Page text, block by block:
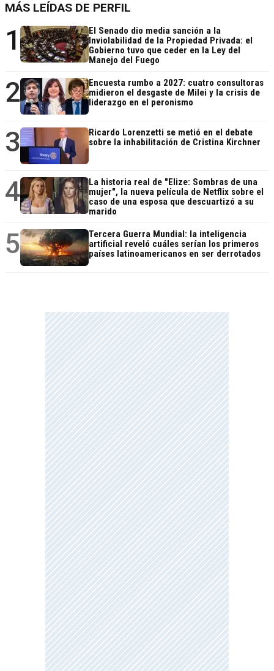
MÁS LEÍDAS DE PERFIL
1
El Senado dio media sanción a la
Inviolabilidad de la Propiedad Privada: el
Gobierno tuvo que ceder en la Ley del
Manejo del Fuego
2
Encuesta rumbo a 2027: cuatro consultoras
midieron el desgaste de Milei y la crisis de
liderazgo en el peronismo
3
Ricardo Lorenzetti se metió en el debate
sobre la inhabilitación de Cristina Kirchner
4
La historia real de "Elize: Sombras de una
mujer", la nueva película de Netflix sobre el
caso de una esposa que descuartizó a su
marido
5
Tercera Guerra Mundial: la inteligencia
artificial reveló cuáles serían los primeros
países latinoamericanos en ser derrotados